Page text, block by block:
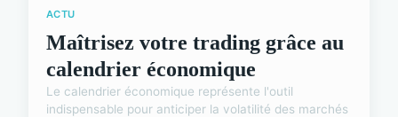
ACTU
Maîtrisez votre trading grâce au
calendrier économique
Le calendrier économique représente l'outil
indispensable pour anticiper la volatilité des marchés